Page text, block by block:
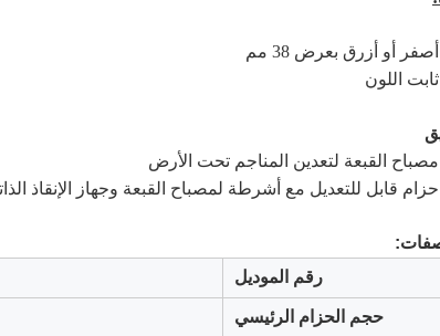
أو أزرق بعرض 38 مم
اللون
القبعة لتعدين المناجم تحت الأرض
قابل للتعديل مع أشرطة لمصباح القبعة وجهاز الإنقاذ
رقم الموديل
حجم الحزام الرئيسي